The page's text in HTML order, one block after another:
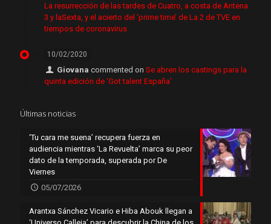
La resurrección de las tardes de Cuatro, a costa de Antena
3 y laSexta, y el acierto del ‘prime time’ de La 2 de TVE en
tiempos de coronavirus
10/02/2020
Giovana commented onSe abren los castings para la
quinta edición de ‘Got talent España’
Últimas noticias
‘Tu cara me suena’ recupera fuerza en
audiencia mientras ‘La Revuelta’ marca su peor
dato de la temporada, superada por De
Viernes
05/07/2026
Arantxa Sánchez Vicario e Hiba Abouk llegan a